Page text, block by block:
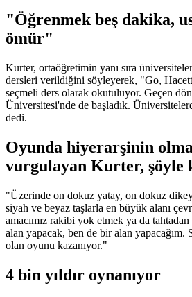
"Öğrenmek beş dakika,
ömür"
Kurter, ortaöğretimin yanı sıra
dersleri verildiğini söyleyerek, "Go,
seçmeli ders olarak okutuluyor. Geçen
Üniversitesi'nde de başladık.
dedi.
Oyunda hiyerarşinin
vurgulayan Kurter, şöyle
"Üzerinde on dokuz yatay, on dokuz
siyah ve beyaz taşlarla en büyük alanı
amacımız rakibi yok etmek ya da
alan yapacak, ben de bir alan yapacağım.
olan oyunu kazanıyor."
4 bin yıldır oynanıyor